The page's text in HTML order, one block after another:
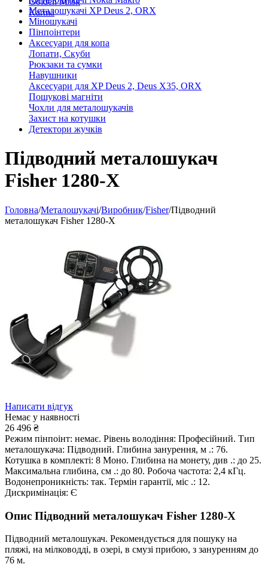
Karma
Металошукачі XP Deus 2, ORX
Міношукачі
Пінпоінтери
Аксесуари для копа
Лопати, Скуби
Рюкзаки та сумки
Навушники
Аксесуари для XP Deus 2, Deus X35, ORX
Пошукові магніти
Чохли для металошукачів
Захист на котушки
Детектори жучків
Підводний металошукач
Fisher 1280-X
Головна/Металошукачі/Виробник/Fisher/Підводний
металошукач Fisher 1280-X
Написати відгук
Немає у наявності
26 496 ₴
Режим пінпоінт: немає. Рівень володіння: Професійний. Тип
металошукача: Підводний. Глибина занурення, м .: 76.
Котушка в комплекті: 8 Моно. Глибина на монету, див .: до 25.
Максимальна глибина, см .: до 80. Робоча частота: 2,4 кГц.
Водонепроникність: так. Термін гарантії, міс .: 12.
Дискримінація: Є
Опис Підводний металошукач Fisher 1280-X
Підводний металошукач. Рекомендується для пошуку на
пляжі, на мілководді, в озері, в смузі прибою, з зануренням до
76 м.